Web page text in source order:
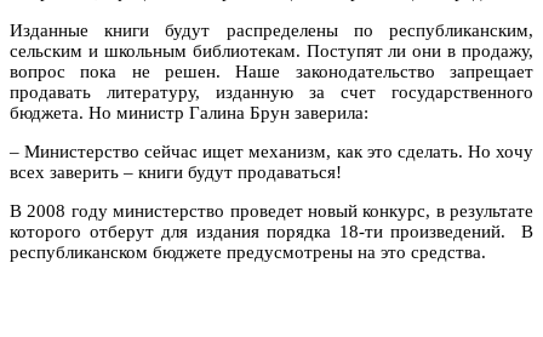
Изданные книги будут распределены по республиканским,
сельским и школьным библиотекам. Поступят ли они в продажу,
вопрос пока не решен. Наше законодательство запрещает
продавать литературу, изданную за счет государственного
бюджета. Но министр Галина Брун заверила:
– Министерство сейчас ищет механизм, как это сделать. Но хочу
всех заверить – книги будут продаваться!
В 2008 году министерство проведет новый конкурс, в результате
которого отберут для издания порядка 18-ти произведений. В
республиканском бюджете предусмотрены на это средства.